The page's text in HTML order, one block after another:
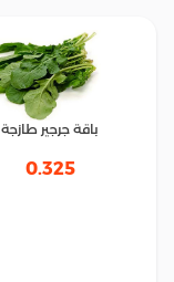
باقة جرجير طازجة
0.325